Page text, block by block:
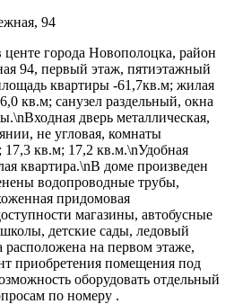
94
центе города Новополоцка, район
94, первый этаж, пятиэтажный
квартиры -61,7кв.м; жилая
кв.м; санузел раздельный, окна
дверь металлическая,
не угловая, комнаты
кв.м; 17,2 кв.м.\nУдобная
квартира.\nВ доме произведен
водопроводные трубы,
придомовая
магазины, автобусные
детские сады, ледовый
расположена на первом этаже,
приобретения помещения под
оборудовать отдельный
по номеру .